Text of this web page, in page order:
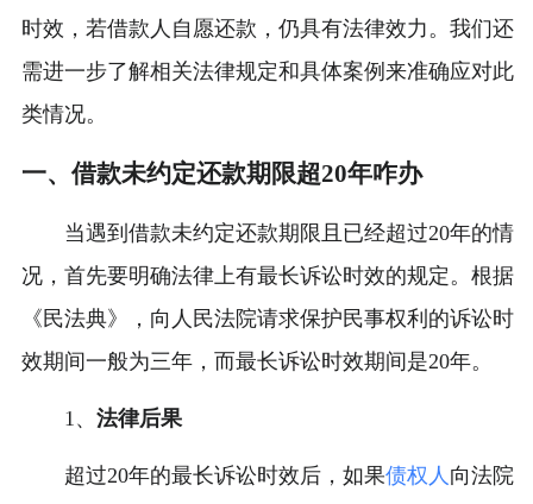
时效，若借款人自愿还款，仍具有法律效力。我们还
需进一步了解相关法律规定和具体案例来准确应对此
类情况。
一、借款未约定还款期限超20年咋办
当遇到借款未约定还款期限且已经超过20年的情
况，首先要明确法律上有最长诉讼时效的规定。根据
《民法典》，向人民法院请求保护民事权利的诉讼时
效期间一般为三年，而最长诉讼时效期间是20年。
1、 法律后果
超过20年的最长诉讼时效后，如果债权人 向法院